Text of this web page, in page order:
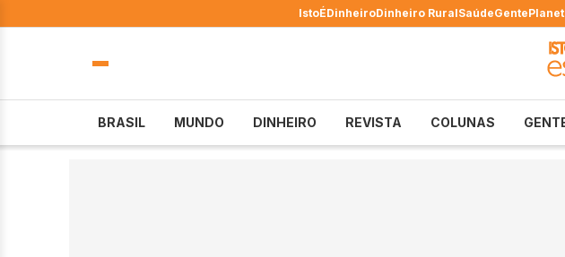
IstoÉDinheiroDinheiro RuralSaúdeGente
BRASIL MUNDO DINHEIRO REVISTA COLUNAS